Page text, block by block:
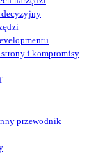
decyzyjny
strony i kompromisy
przewodnik